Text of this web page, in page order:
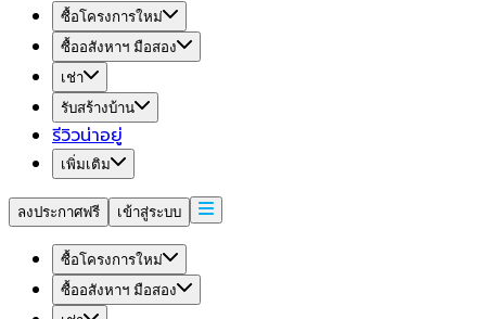
ซื้อโครงการใหม่
ซื้ออสังหาฯ มือสอง
เช่า
รับสร้างบ้าน
รีวิวน่าอยู่
เพิ่มเติม
ลงประกาศฟรี เข้าสู่ระบบ
ซื้อโครงการใหม่
ซื้ออสังหาฯ มือสอง